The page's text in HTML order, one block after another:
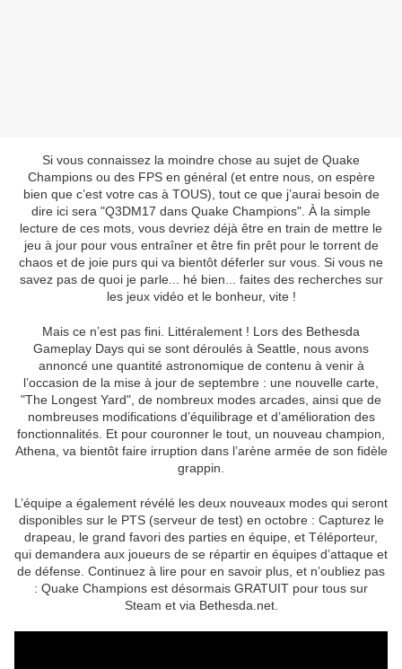
Si vous connaissez la moindre chose au sujet de Quake
Champions ou des FPS en général (et entre nous, on espère
bien que c’est votre cas à TOUS), tout ce que j’aurai besoin de
dire ici sera "Q3DM17 dans Quake Champions". À la simple
lecture de ces mots, vous devriez déjà être en train de mettre le
jeu à jour pour vous entraîner et être fin prêt pour le torrent de
chaos et de joie purs qui va bientôt déferler sur vous. Si vous ne
savez pas de quoi je parle... hé bien... faites des recherches sur
les jeux vidéo et le bonheur, vite !
Mais ce n’est pas fini. Littéralement ! Lors des Bethesda
Gameplay Days qui se sont déroulés à Seattle, nous avons
annoncé une quantité astronomique de contenu à venir à
l’occasion de la mise à jour de septembre : une nouvelle carte,
"The Longest Yard", de nombreux modes arcades, ainsi que de
nombreuses modifications d’équilibrage et d’amélioration des
fonctionnalités. Et pour couronner le tout, un nouveau champion,
Athena, va bientôt faire irruption dans l’arène armée de son fidèle
grappin.
L’équipe a également révélé les deux nouveaux modes qui seront
disponibles sur le PTS (serveur de test) en octobre : Capturez le
drapeau, le grand favori des parties en équipe, et Téléporteur,
qui demandera aux joueurs de se répartir en équipes d’attaque et
de défense. Continuez à lire pour en savoir plus, et n’oubliez pas
: Quake Champions est désormais GRATUIT pour tous sur
Steam et via Bethesda.net.